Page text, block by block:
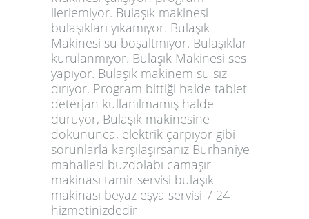
ilerlemiyor. Bulaşık makinesi
bulaşıkları yıkamıyor. Bulaşık
Makinesi su boşaltmıyor. Bulaşıklar
kurulanmıyor. Bulaşık Makinesi ses
yapıyor. Bulaşık makinem su sız
dırıyor. Program bittiği halde tablet
deterjan kullanılmamış halde
duruyor, Bulaşık makinesine
dokununca, elektrik çarpıyor gibi
sorunlarla karşılaşırsanız Burhaniye
mahallesi buzdolabı camaşır
makinası tamir servisi bulaşık
makinası beyaz eşya servisi 7 24
hizmetinizdedir